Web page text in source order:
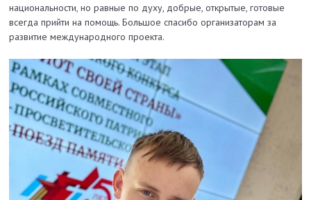
национальности, но равные по духу, добрые, открытые, готовые
всегда прийти на помощь. Большое спасибо организаторам за
развитие международного проекта.